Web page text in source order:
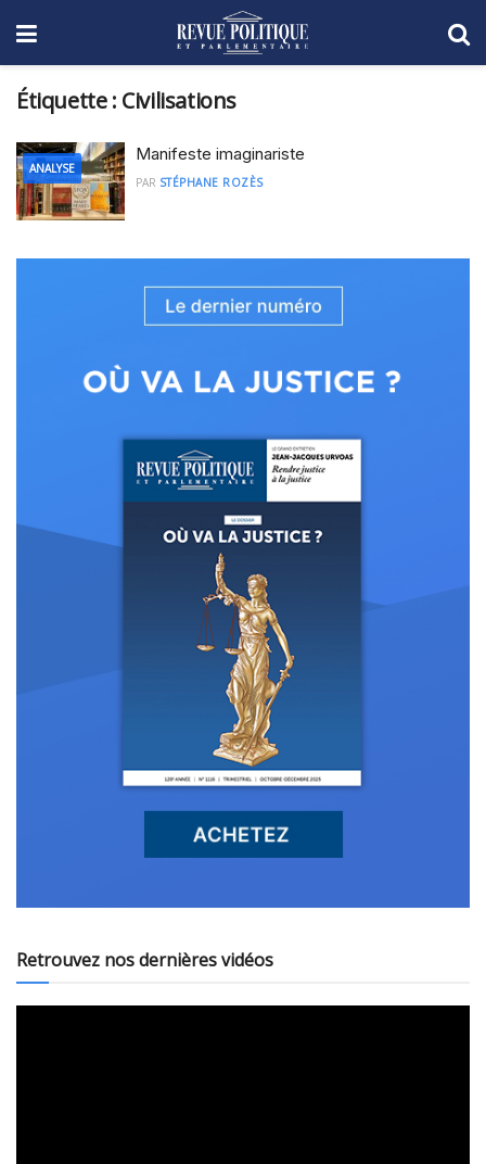
Étiquette : Civilisations
ANALYSE
Manifeste imaginariste
PAR STÉPHANE ROZÈS
Retrouvez nos dernières vidéos